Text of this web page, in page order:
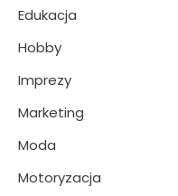
Edukacja
Hobby
Imprezy
Marketing
Moda
Motoryzacja